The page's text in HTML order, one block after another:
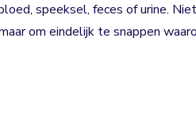
speeksel, feces of urine.
om eindelijk te snappen